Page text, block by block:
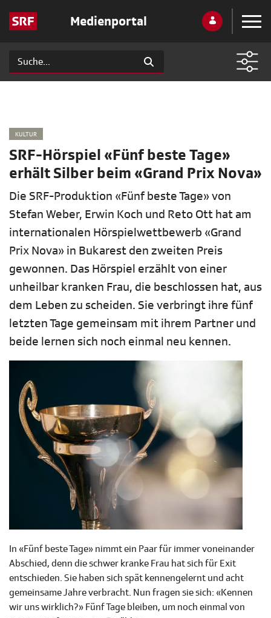
Medienportal
KULTUR
SRF-Hörspiel «Fünf beste Tage»
erhält Silber beim «Grand Prix Nova»
Die SRF-Produktion «Fünf beste Tage» von
Stefan Weber, Erwin Koch und Reto Ott hat am
internationalen Hörspielwettbewerb «Grand
Prix Nova» in Bukarest den zweiten Preis
gewonnen. Das Hörspiel erzählt von einer
unheilbar kranken Frau, die beschlossen hat, aus
dem Leben zu scheiden. Sie verbringt ihre fünf
letzten Tage gemeinsam mit ihrem Partner und
beide lernen sich noch einmal neu kennen.
In «Fünf beste Tage» nimmt ein Paar für immer voneinander
Abschied, denn die schwer kranke Frau hat sich für Exit
entschieden. Sie haben sich spät kennengelernt und acht
gemeinsame Jahre verbracht. Nun fragen sie sich: «Kennen
wir uns wirklich?» Fünf Tage bleiben, um noch einmal von